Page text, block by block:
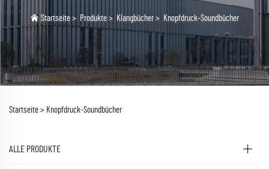
Startseite > Produkte > Klangbücher > Knopfdruck-Soundbücher
Startseite > Knopfdruck-Soundbücher
ALLE PRODUKTE